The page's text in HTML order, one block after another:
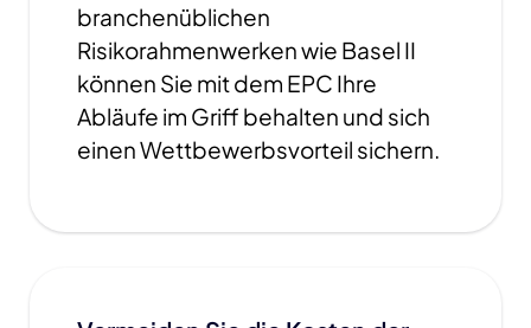
branchenüblichen
Risikorahmenwerken wie Basel II
können Sie mit dem EPC Ihre
Abläufe im Griff behalten und sich
einen Wettbewerbsvorteil sichern.